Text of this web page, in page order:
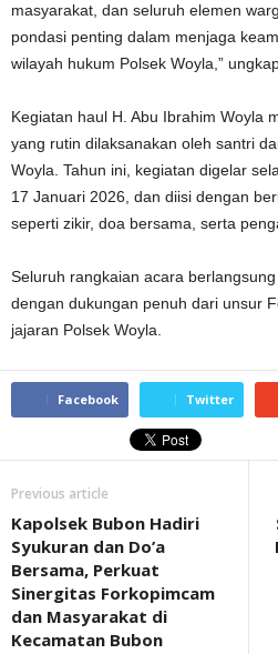
masyarakat, dan seluruh elemen
pondasi penting dalam menjaga
wilayah hukum Polsek Woyla,”
Kegiatan haul H. Abu Ibrahim Woyla
yang rutin dilaksanakan oleh santri
Woyla. Tahun ini, kegiatan digelar
17 Januari 2026, dan diisi dengan
seperti zikir, doa bersama, serta
Seluruh rangkaian acara
dengan dukungan penuh dari unsur
jajaran Polsek Woyla.
Facebook Twitter
Previous article
Kapolsek Bubon Hadiri
Syukuran dan Do’a
Bersama, Perkuat
Sinergitas Forkopimcam
dan Masyarakat di
Kecamatan Bubon